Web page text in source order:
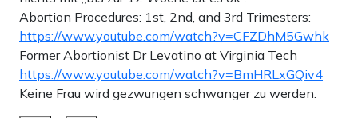
Abortion Procedures: 1st, 2nd, and 3rd Trimesters:
https://www.youtube.com/watch?v=CFZDhM5Gwhk
Former Abortionist Dr Levatino at Virginia Tech
https://www.youtube.com/watch?v=BmHRLxGQiv4
Keine Frau wird gezwungen schwanger zu werden.